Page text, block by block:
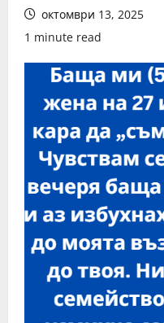
октомври 13, 2025
1 minute read